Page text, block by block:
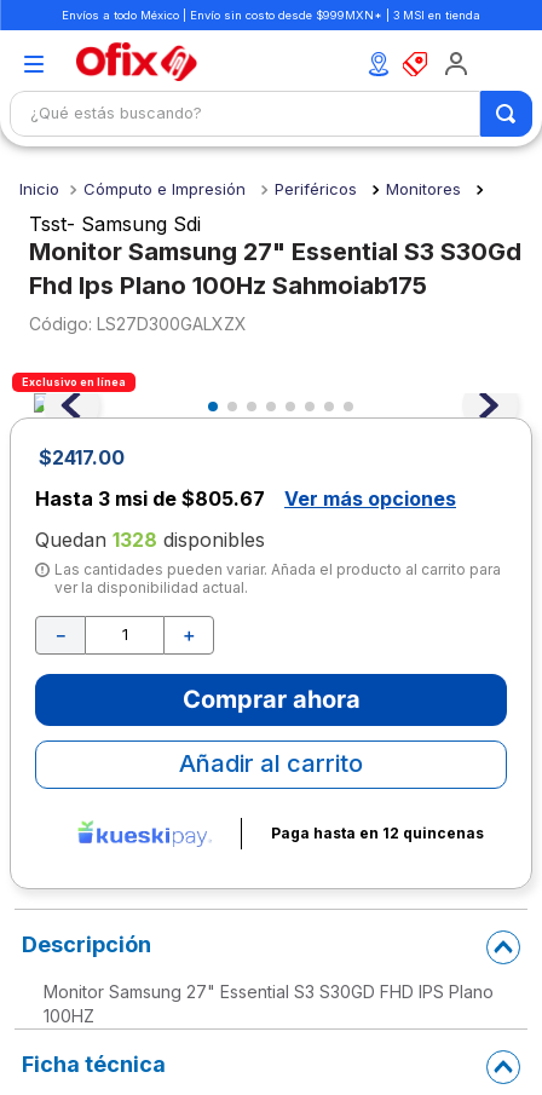
Envíos a todo México | Envío sin costo desde $999MXN* | 3 MSI en tienda
¿Qué estás buscando?
Cómputo e Impresión Periféricos Monitores
Tsst- Samsung Sdi
Monitor Samsung 27" Essential S3 S30Gd
Fhd Ips Plano 100Hz Sahmoiab175
: LS27D300GALXZX
Exclusivo en línea
$2417.00
Hasta 3 msi de $805.67
Ver más opciones
Quedan 1328 disponibles
Las cantidades pueden variar. Añada el producto al carrito para
ver la disponibilidad actual.
＋
－
Comprar ahora
Añadir al carrito
Paga hasta en 12 quincenas
Descripción
Monitor Samsung 27" Essential S3 S30GD FHD IPS Plano
100HZ
Ficha técnica
1.
mochilas
2 .
libretas
3.
cuaderno
4.
cuadernos
5.
colores
6.
boligrafo
7.
escritorio
8.
sacapuntas
9.
escolar
10 . lapiz